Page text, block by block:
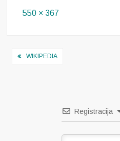
Full
550 × 367
Navigacija
WIKIPEDIA
Registracija